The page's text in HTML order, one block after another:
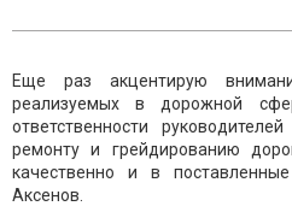
Еще раз акцентирую
реализуемых в дорожной
ответственности
ремонту и грейдированию
качественно и в
Аксенов.